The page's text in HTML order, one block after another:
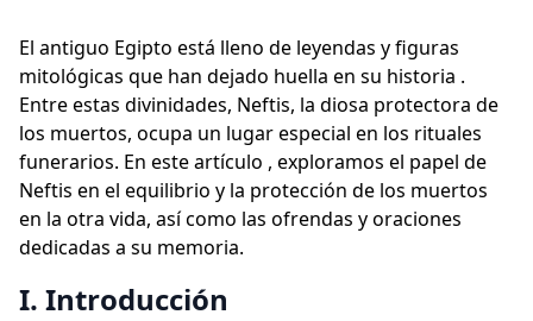
El antiguo Egipto está lleno de leyendas y figuras
mitológicas que han dejado huella en su historia .
Entre estas divinidades, Neftis, la diosa protectora de
los muertos, ocupa un lugar especial en los rituales
funerarios. En este artículo , exploramos el papel de
Neftis en el equilibrio y la protección de los muertos
en la otra vida, así como las ofrendas y oraciones
dedicadas a su memoria.
I. Introducción